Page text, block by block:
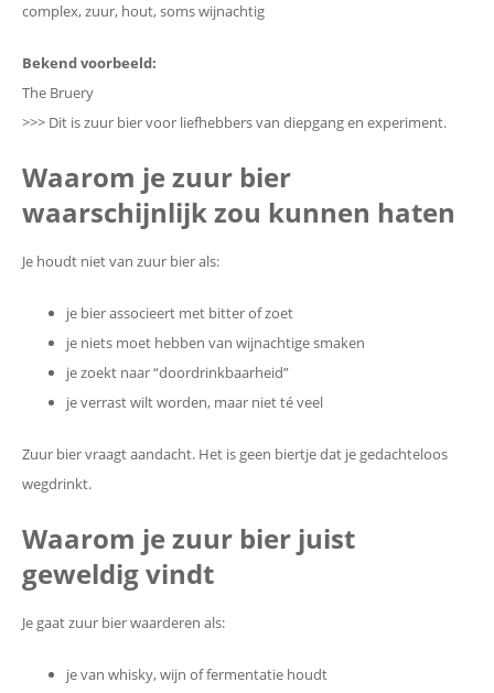
complex, zuur, hout, soms wijnachtig
Bekend voorbeeld:
The Bruery
>>> Dit is zuur bier voor liefhebbers van diepgang en experiment.
Waarom je zuur bier
waarschijnlijk zou kunnen haten
Je houdt niet van zuur bier als:
je bier associeert met bitter of zoet
je niets moet hebben van wijnachtige smaken
je zoekt naar “doordrinkbaarheid”
je verrast wilt worden, maar niet té veel
Zuur bier vraagt aandacht. Het is geen biertje dat je gedachteloos
wegdrinkt.
Waarom je zuur bier juist
geweldig vindt
Je gaat zuur bier waarderen als:
je van whisky, wijn of fermentatie houdt